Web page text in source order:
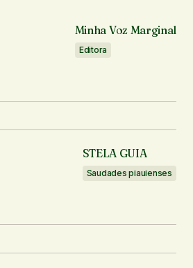
novas publicações por e-mail.
Minha Voz Marginal
Editora
STELA GUIA
Saudades piauienses